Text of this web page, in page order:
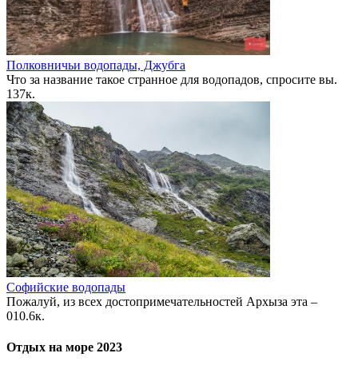
Полковничьи водопады, Джубга
Что за название такое странное для водопадов, спросите вы.
137к.
Софийские водопады
Пожалуй, из всех достопримечательностей Архыза эта –
010.6к.
Отдых на море 2023